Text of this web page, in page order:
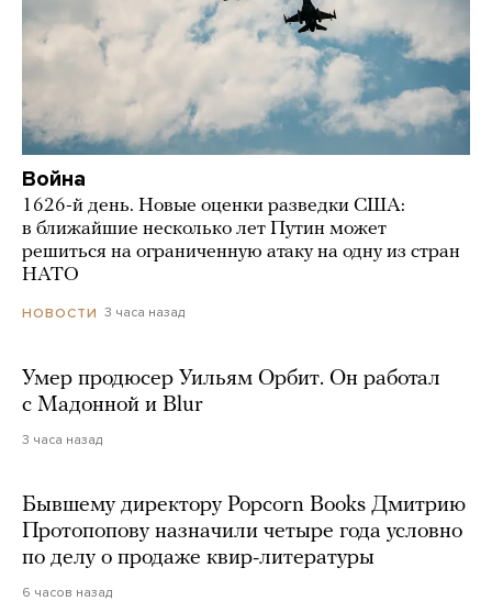
Война
1626-й день. Новые оценки разведки США:
в ближайшие несколько лет Путин может
решиться на ограниченную атаку на одну из стран
НАТО
НОВОСТИ 3 часа назад
Умер продюсер Уильям Орбит. Он работал
с Мадонной и Blur
3 часа назад
Бывшему директору Popcorn Books Дмитрию
Протопопову назначили четыре года условно
по делу о продаже квир-литературы
6 часов назад